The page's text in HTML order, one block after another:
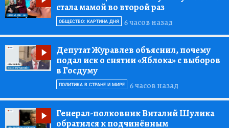
стала мамой во второй раз
6 часов назад
ОБЩЕСТВО: КАРТИНА ДНЯ
Депутат Журавлев объяснил, почему
подал иск о снятии «Яблока» с выборов
в Госдуму
6 часов назад
ПОЛИТИКА В СТРАНЕ И МИРЕ
Генерал-полковник Виталий Шулика
обратился к подчинённым